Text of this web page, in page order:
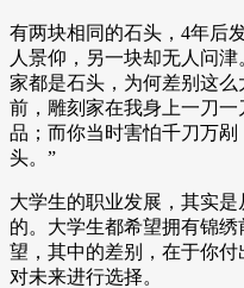
有两块相同的石头，4年后
人景仰，另一块却无人问
家都是石头，为何差别这么
前，雕刻家在我身上一刀
品；而你当时害怕千刀万
头。”
大学生的职业发展，其实
的。大学生都希望拥有锦
望，其中的差别，在于你
对未来进行选择。